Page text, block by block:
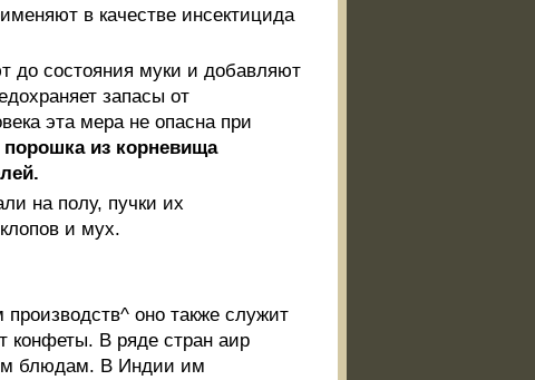
в качестве инсектицида
до состояния муки и добавляют
запасы от
эта мера не опасна при
порошка из корневища
на полу, пучки их
и мух.
оно также служит
конфеты. В ряде стран аир
блюдам. В Индии им